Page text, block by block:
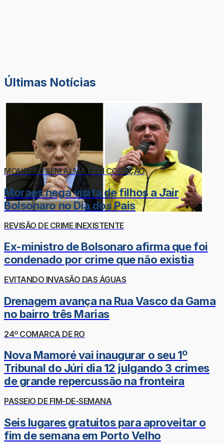
Últimas Notícias
MONSTRO SEM ALMA NEM CORAÇÃO
Moraes nega visita de filhos a Jair
Bolsonaro no Dia dos Pais
REVISÃO DE CRIME INEXISTENTE
Ex-ministro de Bolsonaro afirma que foi
condenado por crime que não existia
EVITANDO INVASÃO DAS ÁGUAS
Drenagem avança na Rua Vasco da Gama
no bairro três Marias
24º COMARCA DE RO
Nova Mamoré vai inaugurar o seu 1º
Tribunal do Júri dia 12 julgando 3 crimes
de grande repercussão na fronteira
PASSEIO DE FIM-DE-SEMANA
Seis lugares gratuitos para aproveitar o
fim de semana em Porto Velho